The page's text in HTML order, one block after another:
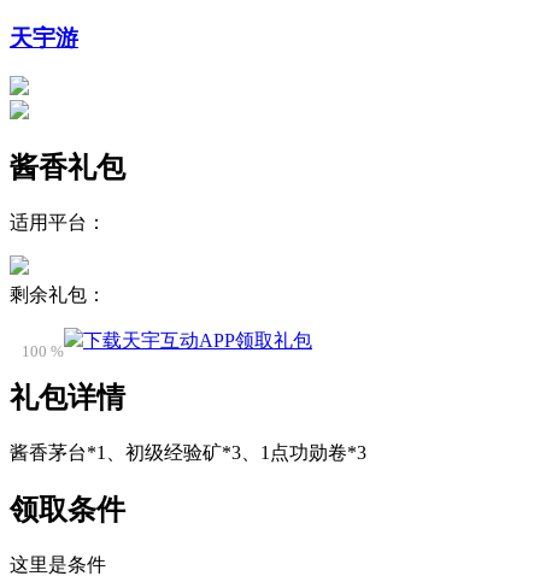
天宇游
酱香礼包
适用平台：
剩余礼包：
100 %
下载天宇互动APP领取礼包
礼包详情
酱香茅台*1、初级经验矿*3、1点功勋卷*3
领取条件
这里是条件